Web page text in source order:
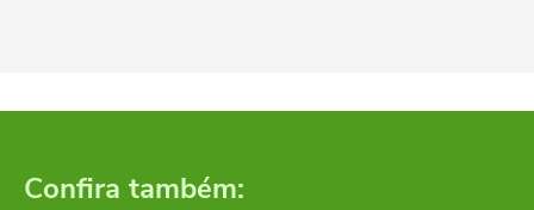
Confira também: